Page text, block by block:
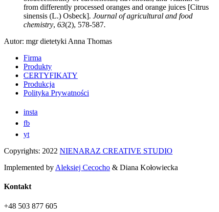
from differently processed oranges and orange juices [Citrus
sinensis (L.) Osbeck]. Journal of agricultural and food
chemistry, 63(2), 578-587.
Autor: mgr dietetyki Anna Thomas
Firma
Produkty
CERTYFIKATY
Produkcja
Polityka Prywatności
insta
fb
yt
Copyrights: 2022 NIENARAZ CREATIVE STUDIO
Implemented by Aleksiej Cecocho & Diana Kołowiecka
Kontakt
+48 503 877 605